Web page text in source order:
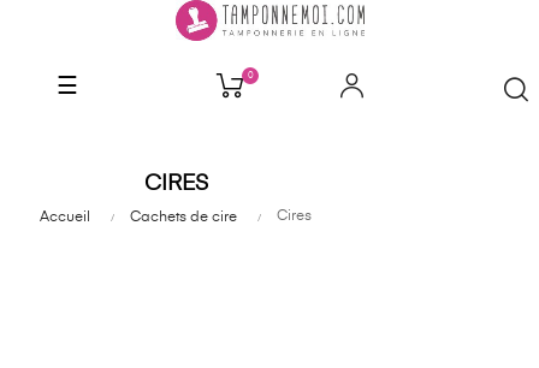
Basculer
☰ 0
CIRES
Accueil Cachets de cire Cires